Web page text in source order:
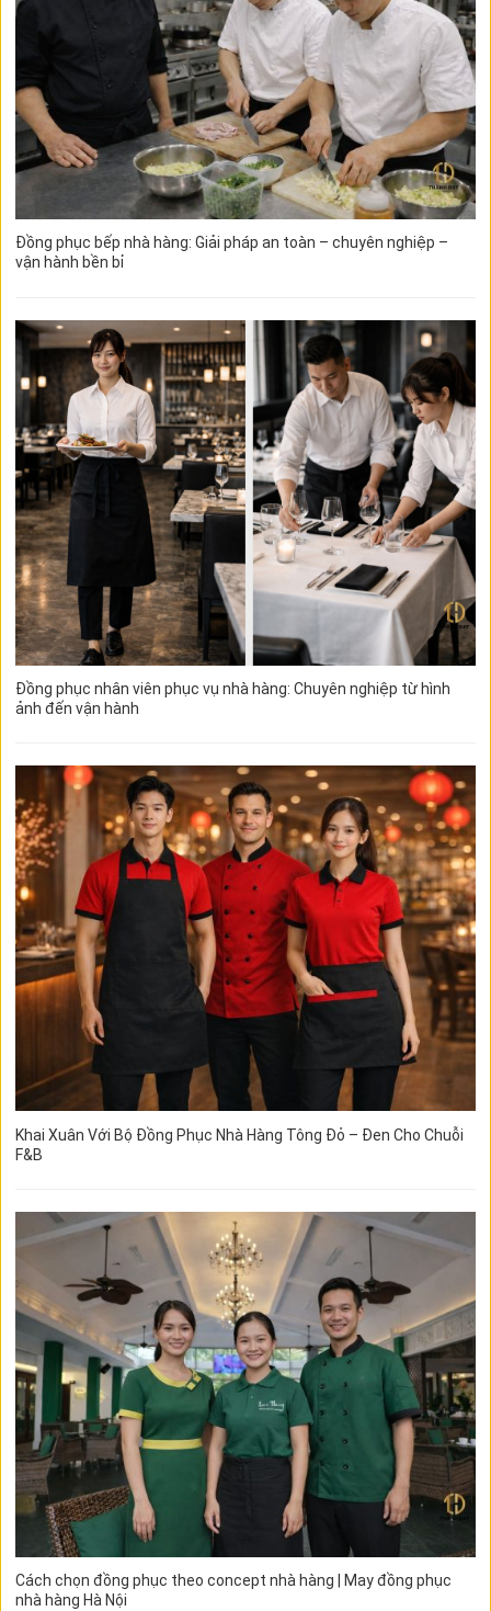
Đồng phục bếp nhà hàng: Giải pháp an toàn – chuyên nghiệp –
vận hành bền bỉ
Đồng phục nhân viên phục vụ nhà hàng: Chuyên nghiệp từ hình
ảnh đến vận hành
Khai Xuân Với Bộ Đồng Phục Nhà Hàng Tông Đỏ – Đen Cho Chuỗi
F&B
Cách chọn đồng phục theo concept nhà hàng | May đồng phục
nhà hàng Hà Nội